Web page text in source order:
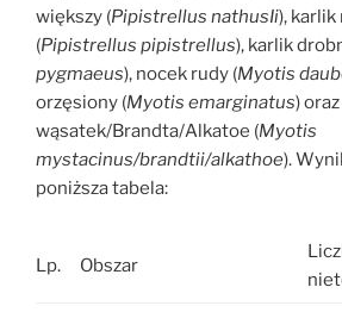
większy (Pipistrellus nathusIi),
(Pipistrellus pipistrellus), karlik
pygmaeus), nocek rudy (Myotis
orzęsiony (Myotis emarginatus)
wąsatek/Brandta/Alkatoe (Myotis
mystacinus/brandtii/alkathoe).
poniższa tabela:
Lp. Obszar